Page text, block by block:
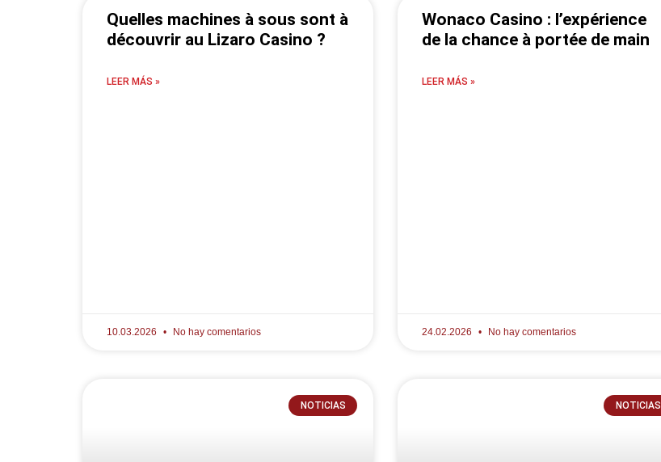
Quelles machines à sous sont à
découvrir au Lizaro Casino ?
LEER MÁS »
10.03.2026 No hay comentarios
Wonaco Casino : l’expérience
de la chance à portée de main
LEER MÁS »
24.02.2026 No hay comentarios
NOTICIAS NOTICIAS